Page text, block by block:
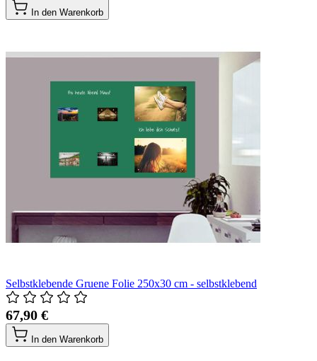
In den Warenkorb
Selbstklebende Gruene Folie 250x30 cm - selbstklebend
67,90 €
In den Warenkorb